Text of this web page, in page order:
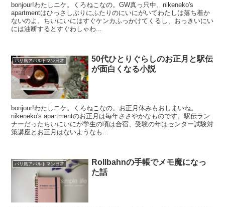
bonjour!わたしニケ。くろねこなの。GW真っ只中。nikeneko's
apartmentはひっさしぶりにふたりのにいにがいてわたしは落ち着か
ないのよ。ちいにいにはすぐケンカふっかけてくるし、おっきいにい
には油断するとすぐわしゃわ...
パリ風アパルトマン日常
50代ひとりぐらしのお正月と駅伝
が面白くなる小説
bonjour!わたしニケ。くろねこなの。お正月休みもおしまいね。
nikeneko's apartmentのお正月は毎年ささやかなものです。駅伝ラン
ナーだったちいにいにが学生の頃は合宿、受験の年はセンター試験対
策講座とお正月はないようなも...
パリ風アパルトマン日常
Rollbahnの手帳でメモ魔になっ
た話